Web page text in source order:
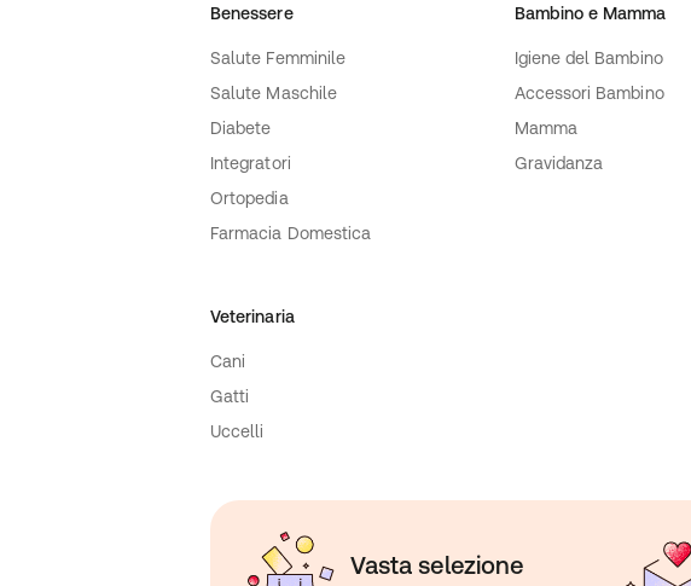
Benessere
Salute Femminile
Salute Maschile
Diabete
Integratori
Ortopedia
Farmacia Domestica
Bambino e Mamma
Igiene del Bambino
Accessori Bambino
Mamma
Gravidanza
Veterinaria
Cani
Gatti
Uccelli
Vasta selezione